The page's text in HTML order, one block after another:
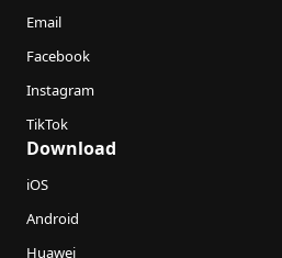
Email
Facebook
Instagram
TikTok
Download
iOS
Android
Huawei